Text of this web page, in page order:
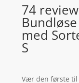
74
med
S
Vær den første til